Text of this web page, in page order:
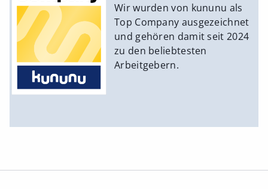
Wir wurden von kununu als
Top Company ausgezeichnet
und gehören damit seit 2024
zu den beliebtesten
Arbeitgebern.